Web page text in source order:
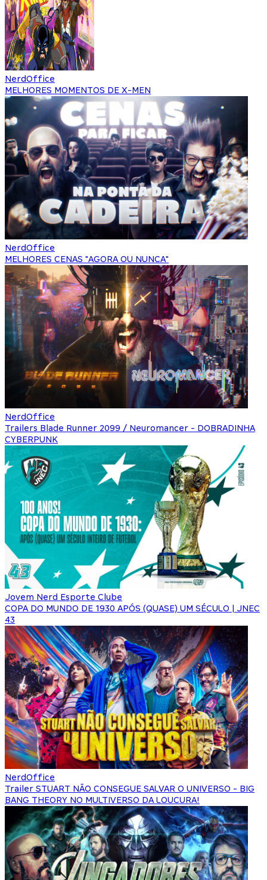
NerdOffice
MELHORES MOMENTOS DE X-MEN
NerdOffice
MELHORES CENAS "AGORA OU NUNCA"
NerdOffice
Trailers Blade Runner 2099 / Neuromancer - DOBRADINHA
CYBERPUNK
Jovem Nerd Esporte Clube
COPA DO MUNDO DE 1930 APÓS (QUASE) UM SÉCULO | JNEC
43
NerdOffice
Trailer STUART NÃO CONSEGUE SALVAR O UNIVERSO - BIG
BANG THEORY NO MULTIVERSO DA LOUCURA!